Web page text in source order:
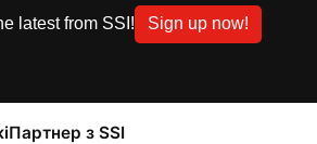
latest from SSI! Sign up now!
Партнер з SSI